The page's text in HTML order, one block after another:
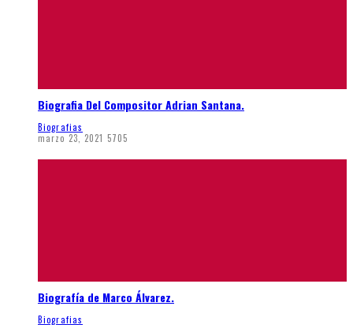
Biografia Del Compositor Adrian Santana.
Biografias
marzo 23, 2021 5705
Biografía de Marco Álvarez.
Biografias